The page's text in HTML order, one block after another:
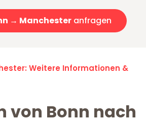
→ Manchester anfragen
Weitere Informationen &
von Bonn nach